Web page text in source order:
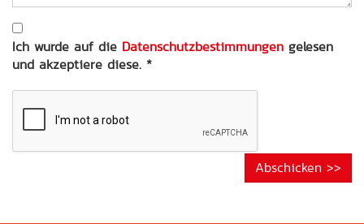
Ich wurde auf die Datenschutzbestimmungen gelesen
und akzeptiere diese. *
Abschicken >>